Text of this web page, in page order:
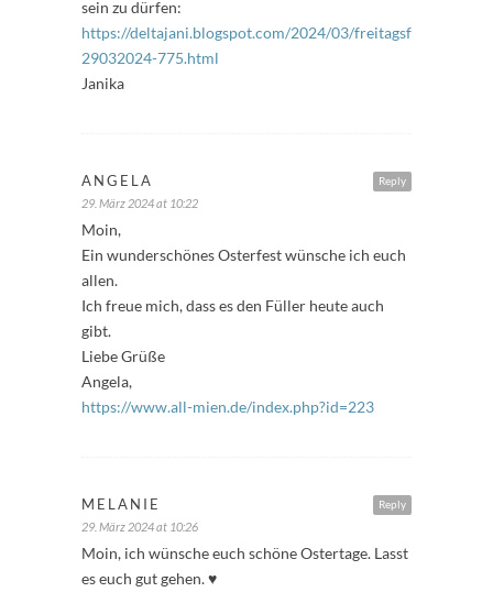
sein zu dürfen:
https://deltajani.blogspot.com/2024/03/freitagsfuller-
29032024-775.html
Janika
Reply
ANGELA
29. März 2024 at 10:22
Moin,
Ein wunderschönes Osterfest wünsche ich euch
allen.
Ich freue mich, dass es den Füller heute auch
gibt.
Liebe Grüße
Angela,
https://www.all-mien.de/index.php?id=223
Reply
MELANIE
29. März 2024 at 10:26
Moin, ich wünsche euch schöne Ostertage. Lasst
es euch gut gehen. ♥